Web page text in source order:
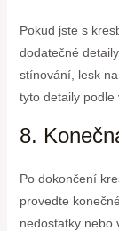
Pokud jste s
dodatečné
stínování, lesk
tyto detaily podle
8.
Po dokončení
provedte
nedostatky nebo